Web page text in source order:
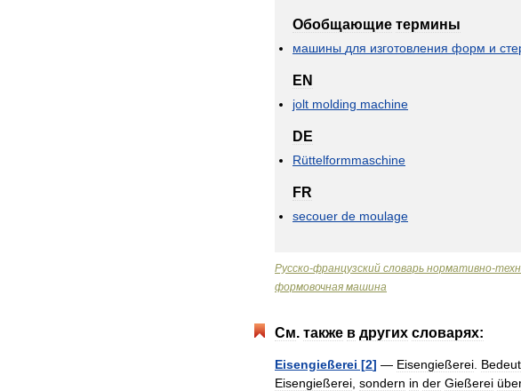
Обобщающие термины
машины для изготовления форм и
EN
jolt molding machine
DE
Rüttelformmaschine
FR
secouer de moulage
Русско-французский словарь нормативно-
формовочная машина
См. также в других словарях:
Eisengießerei [2] — Eisengießerei
Eisengießerei sondern in der Gießerei